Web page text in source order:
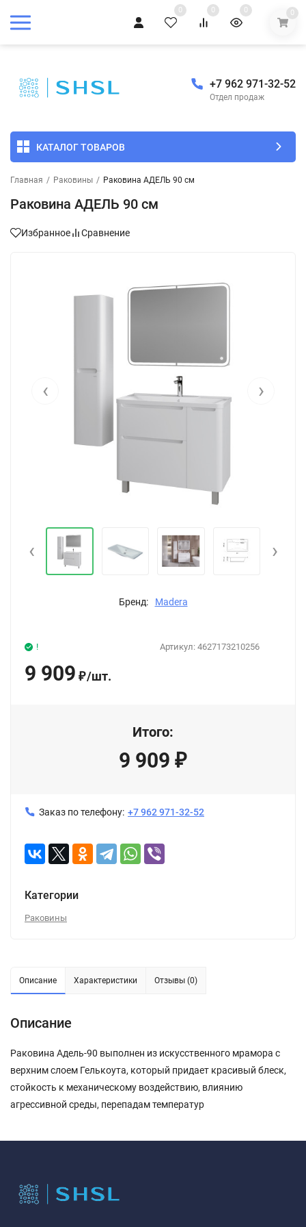
0 0 0 0
+7 962 971-32-52
Отдел продаж
КАТАЛОГ ТОВАРОВ
Главная / Раковины / Раковина АДЕЛЬ 90 см
Раковина АДЕЛЬ 90 см
Избранное Сравнение
‹ ›
‹ ›
Бренд: Madera
Артикул: 4627173210256
!
9 909 ₽/шт.
Итого:
9 909 ₽
Заказ по телефону: +7 962 971-32-52
Категории
Раковины
Описание Характеристики Отзывы (0)
Описание
Раковина Адель-90 выполнен из искусственного мрамора с
верхним слоем Гелькоута, который придает красивый блеск,
стойкость к механическому воздействию, влиянию
агрессивной среды, перепадам температур